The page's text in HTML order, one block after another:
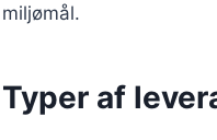
miljømål.
Typer af